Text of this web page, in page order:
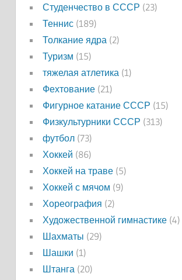
Студенчество в СССР (23)
Теннис(189)
Толкание ядра (2)
Туризм (15)
тяжелая атлетика (1)
Фехтование(21)
Фигурное катание СССР (15)
Физкультурники СССР (313)
футбол(73)
Хоккей (86)
Хоккей на траве(5)
Хоккей с мячом (9)
Хореография (2)
Художественной гимнастике(4)
Шахматы (29)
Шашки (1)
Штанга (20)